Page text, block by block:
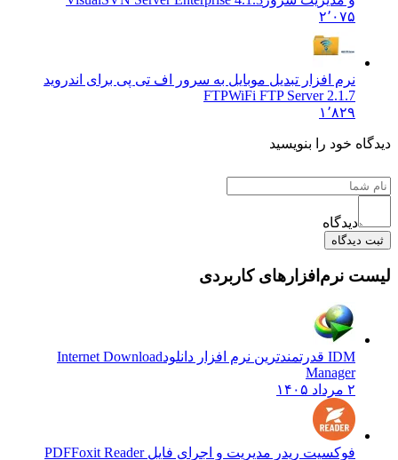
۲٬۰۷۵
نرم افزار تبدیل موبایل به سرور اف تی پی برای اندروید
FTPWiFi FTP Server 2.1.7
۱٬۸۲۹
دیدگاه خود را بنویسید
دیدگاه
ثبت دیدگاه
لیست نرم‌افزارهای کاربردی
IDM قدرتمندترین نرم افزار دانلود
Internet Download
Manager
۲ مرداد ۱۴۰۵
فوکسیت ریدر مدیریت و اجرای فایل PDFFoxit Reader